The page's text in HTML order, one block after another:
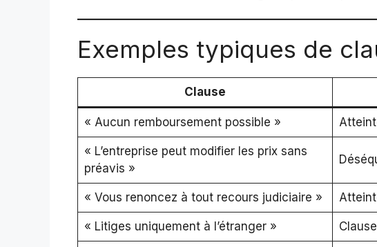
Exemples typiques de
Clause
« Aucun remboursement possible »
« L’entreprise peut modifier les prix sans
préavis »
« Vous renoncez à tout recours judiciaire »
« Litiges uniquement à l’étranger »